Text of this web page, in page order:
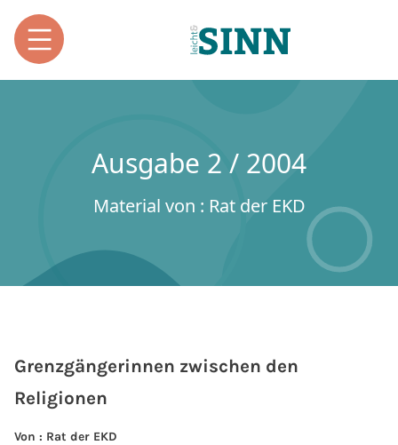
Ausgabe 2 / 2004
Material von : Rat der EKD
Grenzgängerinnen zwischen den
Religionen
Von : Rat der EKD